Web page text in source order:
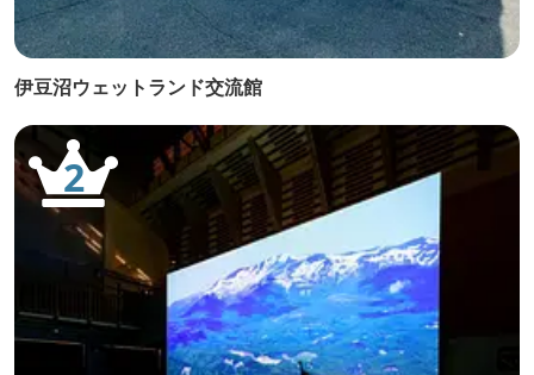
伊豆沼ウェットランド交流館
2